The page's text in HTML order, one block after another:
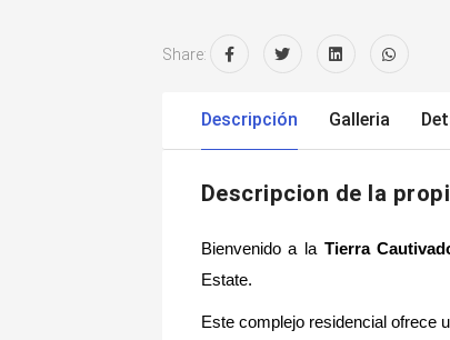
Share:
Descripción Galleria
Descripcion de la
Bienvenido a la Tierra
Estate.
Este complejo residencial ofrece